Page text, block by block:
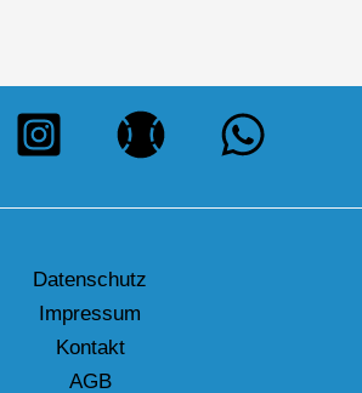
Datenschutz
Impressum
Kontakt
AGB